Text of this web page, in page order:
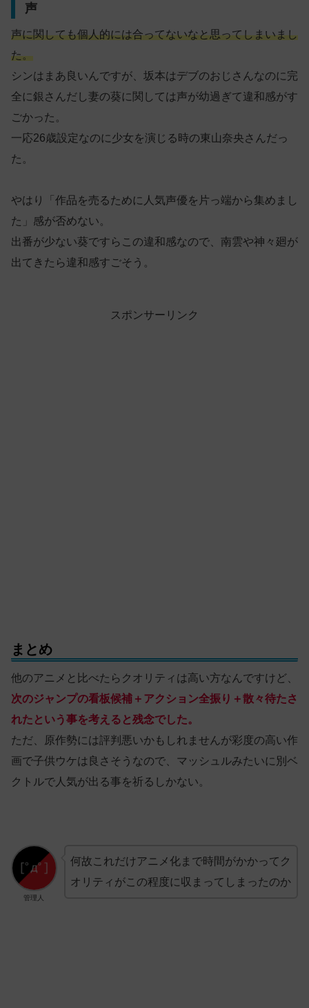
声
声に関しても個人的には合ってないなと思ってしまいまし
た。
シンはまあ良いんですが、坂本はデブのおじさんなのに完
全に銀さんだし妻の葵に関しては声が幼過ぎて違和感がす
ごかった。
一応26歳設定なのに少女を演じる時の東山奈央さんだっ
た。
やはり「作品を売るために人気声優を片っ端から集めまし
た」感が否めない。
出番が少ない葵ですらこの違和感なので、南雲や神々廻が
出てきたら違和感すごそう。
スポンサーリンク
まとめ
他のアニメと比べたらクオリティは高い方なんですけど、
次のジャンプの看板候補＋アクション全振り＋散々待たさ
れたという事を考えると残念でした。
ただ、原作勢には評判悪いかもしれませんが彩度の高い作
画で子供ウケは良さそうなので、マッシュルみたいに別ベ
クトルで人気が出る事を祈るしかない。
管理人
何故これだけアニメ化まで時間がかかってク
オリティがこの程度に収まってしまったのか